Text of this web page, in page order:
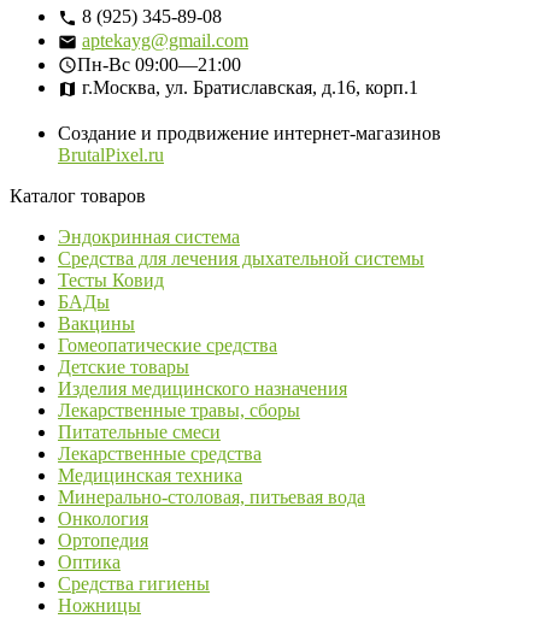
8 (925) 345-89-08
aptekayg@gmail.com
Пн-Вс 09:00—21:00
г.Москва, ул. Братиславская, д.16, корп.1
Создание и продвижение интернет-магазинов
BrutalPixel.ru
Каталог товаров
Эндокринная система
Средства для лечения дыхательной системы
Тесты Ковид
БАДы
Вакцины
Гомеопатические средства
Детские товары
Изделия медицинского назначения
Лекарственные травы, сборы
Питательные смеси
Лекарственные средства
Медицинская техника
Минерально-столовая, питьевая вода
Онкология
Ортопедия
Оптика
Средства гигиены
Ножницы